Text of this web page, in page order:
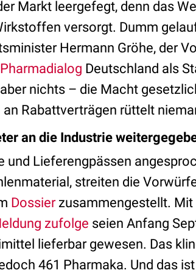
Markt leergefegt, denn das
versorgt. Dumm
Hermann Gröhe, der
Pharmadialog Deutschland als
nichts – die Macht
Rabattverträgen rüttelt
an die Industrie
und Lieferengpässen
streiten die
Dossierzusammengestellt. Mit
zufolge seien Anfang
lieferbar gewesen. Das
461 Pharmaka. Und das